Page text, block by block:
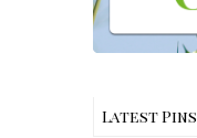
Latest Pins